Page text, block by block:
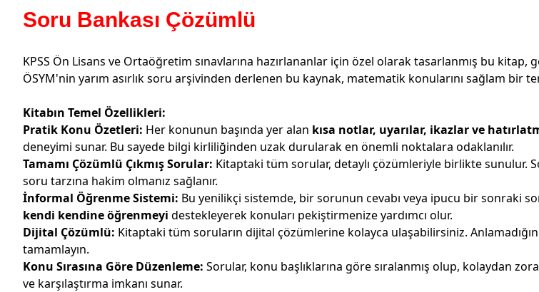
Soru Bankası Çözümlü
KPSS Ön Lisans ve Ortaöğretim sınavlarına hazırlananlar için özel olarak tasarlanmış bu kitap,
ÖSYM'nin yarım asırlık soru arşivinden derlenen bu kaynak, matematik konularını sağlam bir
Kitabın Temel Özellikleri:
Pratik Konu Özetleri: Her konunun başında yer alan kısa notlar, uyarılar, ikazlar ve
deneyimi sunar. Bu sayede bilgi kirliliğinden uzak durularak en önemli noktalara odaklanılır.
Tamamı Çözümlü Çıkmış Sorular: Kitaptaki tüm sorular, detaylı çözümleriyle birlikte sunulur.
soru tarzına hakim olmanız sağlanır.
İnformal Öğrenme Sistemi: Bu yenilikçi sistemde, bir sorunun cevabı veya ipucu bir sonraki
kendi kendine öğrenmeyi destekleyerek konuları pekiştirmenize yardımcı olur.
Dijital Çözümlü: Kitaptaki tüm soruların dijital çözümlerine kolayca ulaşabilirsiniz.
tamamlayın.
Konu Sırasına Göre Düzenleme: Sorular, konu başlıklarına göre sıralanmış olup, kolaydan
ve karşılaştırma imkanı sunar.